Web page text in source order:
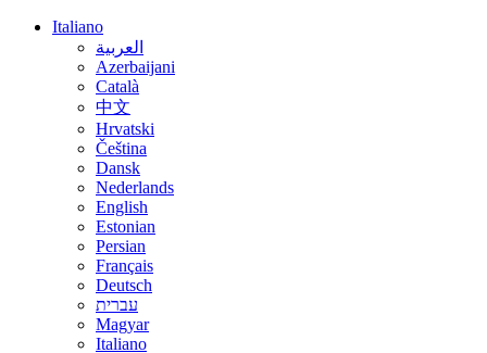
Italiano
العربية
Azerbaijani
Català
中文
Hrvatski
Čeština
Dansk
Nederlands
English
Estonian
Persian
Français
Deutsch
עברית
Magyar
Italiano